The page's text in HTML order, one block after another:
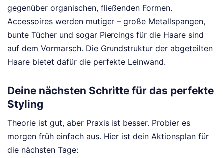
gegenüber organischen, fließenden Formen.
Accessoires werden mutiger – große Metallspangen,
bunte Tücher und sogar Piercings für die Haare sind
auf dem Vormarsch. Die Grundstruktur der abgeteilten
Haare bietet dafür die perfekte Leinwand.
Deine nächsten Schritte für das perfekte
Styling
Theorie ist gut, aber Praxis ist besser. Probier es
morgen früh einfach aus. Hier ist dein Aktionsplan für
die nächsten Tage: